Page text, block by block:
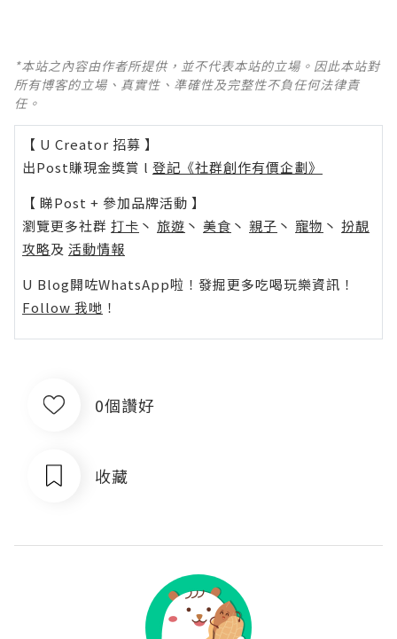
*本站之內容由作者所提供，並不代表本站的立場。因此本站對
所有博客的立場、真實性、準確性及完整性不負任何法律責
任。
【 U Creator 招募 】
出Post賺現金獎賞 l 登記《社群創作有價企劃》
【 睇Post + 參加品牌活動 】
瀏覽更多社群 打卡 丶 旅遊 丶 美食 丶 親子 丶 寵物 丶 扮靚
攻略及 活動情報
U Blog開咗WhatsApp啦！發掘更多吃喝玩樂資訊！
Follow 我哋 ！
0個讚好
收藏